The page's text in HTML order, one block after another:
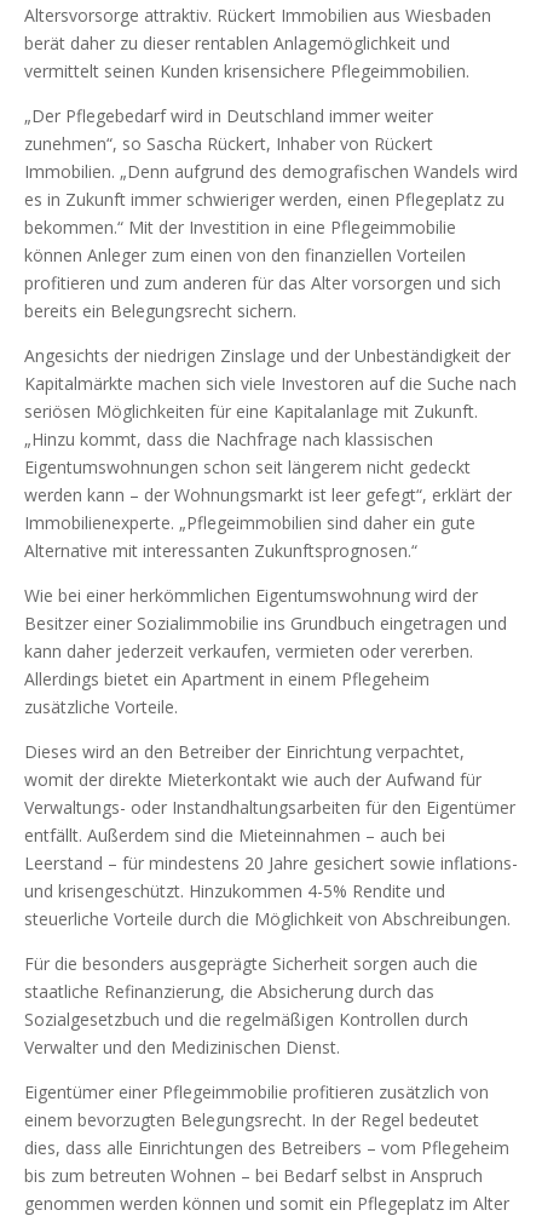
Altersvorsorge attraktiv. Rückert Immobilien aus Wiesbaden
berät daher zu dieser rentablen Anlagemöglichkeit und
vermittelt seinen Kunden krisensichere Pflegeimmobilien.
„Der Pflegebedarf wird in Deutschland immer weiter
zunehmen“, so Sascha Rückert, Inhaber von Rückert
Immobilien. „Denn aufgrund des demografischen Wandels wird
es in Zukunft immer schwieriger werden, einen Pflegeplatz zu
bekommen.“ Mit der Investition in eine Pflegeimmobilie
können Anleger zum einen von den finanziellen Vorteilen
profitieren und zum anderen für das Alter vorsorgen und sich
bereits ein Belegungsrecht sichern.
Angesichts der niedrigen Zinslage und der Unbeständigkeit der
Kapitalmärkte machen sich viele Investoren auf die Suche nach
seriösen Möglichkeiten für eine Kapitalanlage mit Zukunft.
„Hinzu kommt, dass die Nachfrage nach klassischen
Eigentumswohnungen schon seit längerem nicht gedeckt
werden kann – der Wohnungsmarkt ist leer gefegt“, erklärt der
Immobilienexperte. „Pflegeimmobilien sind daher ein gute
Alternative mit interessanten Zukunftsprognosen.“
Wie bei einer herkömmlichen Eigentumswohnung wird der
Besitzer einer Sozialimmobilie ins Grundbuch eingetragen und
kann daher jederzeit verkaufen, vermieten oder vererben.
Allerdings bietet ein Apartment in einem Pflegeheim
zusätzliche Vorteile.
Dieses wird an den Betreiber der Einrichtung verpachtet,
womit der direkte Mieterkontakt wie auch der Aufwand für
Verwaltungs- oder Instandhaltungsarbeiten für den Eigentümer
entfällt. Außerdem sind die Mieteinnahmen – auch bei
Leerstand – für mindestens 20 Jahre gesichert sowie inflations-
und krisengeschützt. Hinzukommen 4-5% Rendite und
steuerliche Vorteile durch die Möglichkeit von Abschreibungen.
Für die besonders ausgeprägte Sicherheit sorgen auch die
staatliche Refinanzierung, die Absicherung durch das
Sozialgesetzbuch und die regelmäßigen Kontrollen durch
Verwalter und den Medizinischen Dienst.
Eigentümer einer Pflegeimmobilie profitieren zusätzlich von
einem bevorzugten Belegungsrecht. In der Regel bedeutet
dies, dass alle Einrichtungen des Betreibers – vom Pflegeheim
bis zum betreuten Wohnen – bei Bedarf selbst in Anspruch
genommen werden können und somit ein Pflegeplatz im Alter